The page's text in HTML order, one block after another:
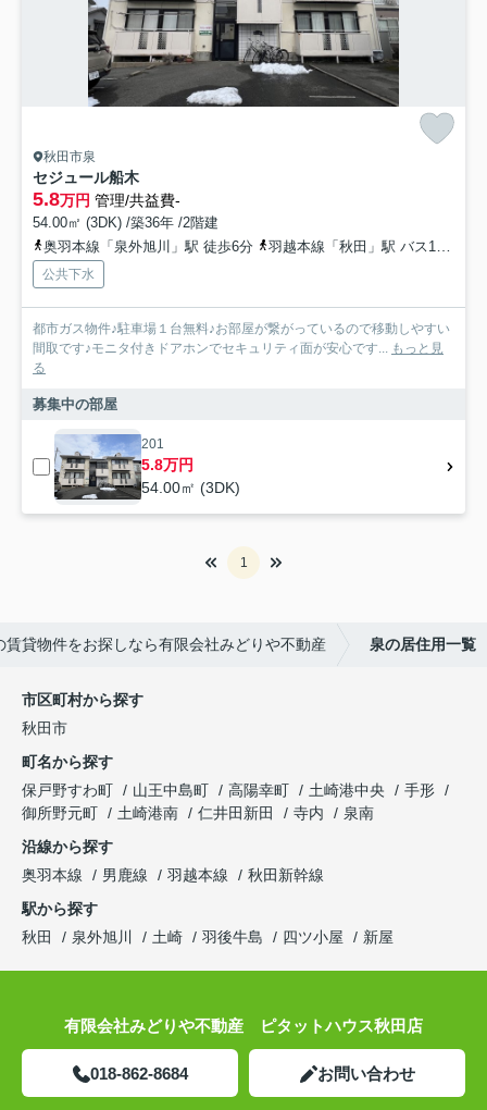
秋田市泉
セジュール船木
5.8万円 管理/共益費-
54.00㎡ (3DK) /築36年 /2階建
奥羽本線「泉外旭川」駅 徒歩6分
羽越本線「秋田」駅 バス16分 秋田中央交通「泉北三丁目」 停歩4分
公共下水
都市ガス物件♪駐車場１台無料♪お部屋が繋がっているので移動しやすい
間取です♪モニタ付きドアホンでセキュリティ面が安心です... もっと見
る
募集中の部屋
201
5.8万円
54.00㎡ (3DK)
1
賃貸物件をお探しなら有限会社みどりや不動産 泉の居住用一覧
市区町村から探す
秋田市
町名から探す
保戸野すわ町
山王中島町 高陽幸町 土崎港中央
手形
御所野元町
土崎港南 仁井田新田 寺内
泉南
沿線から探す
奥羽本線
男鹿線 羽越本線
秋田新幹線
駅から探す
秋田
泉外旭川 土崎 羽後牛島 四ツ小屋 新屋
有限会社みどりや不動産 ピタットハウス秋田店
018-862-8684 お問い合わせ